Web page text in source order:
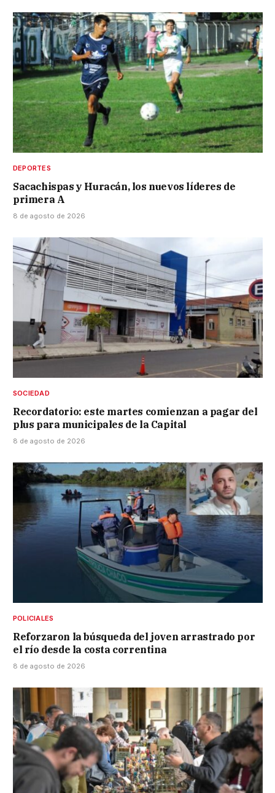
DEPORTES
Sacachispas y Huracán, los nuevos líderes de
primera A
8 de agosto de 2026
SOCIEDAD
Recordatorio: este martes comienzan a pagar del
plus para municipales de la Capital
8 de agosto de 2026
POLICIALES
Reforzaron la búsqueda del joven arrastrado por
el río desde la costa correntina
8 de agosto de 2026